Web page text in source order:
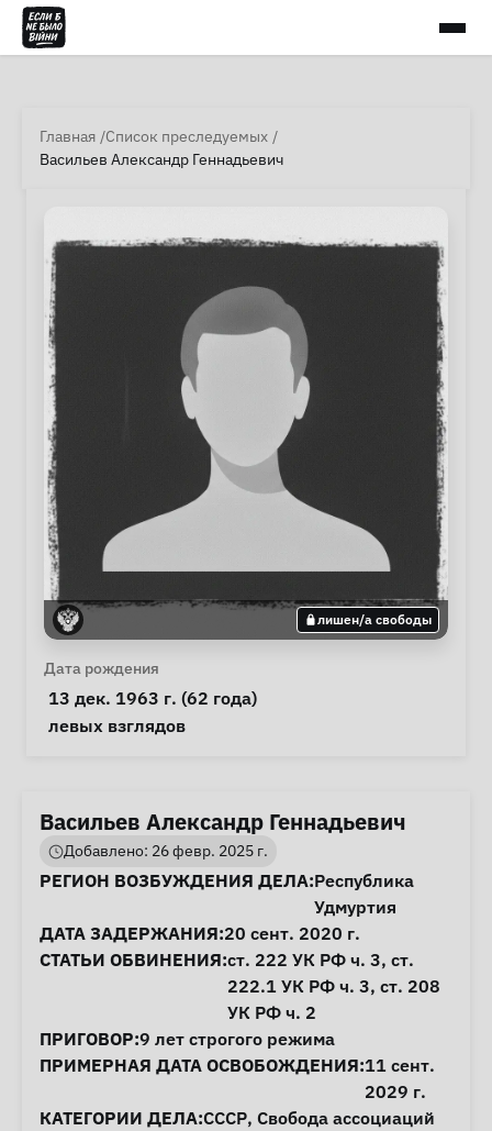
Главная Список преследуемых
Васильев Александр Геннадьевич
лишен/а свободы
Личная информация
Дата рождения
13 дек. 1963 г. (62 года)
Особые обстоятельства
левых взглядов
Васильев Александр Геннадьевич
Добавлено: 26 февр. 2025 г.
Информация о деле
РЕГИОН ВОЗБУЖДЕНИЯ ДЕЛА:Республика
Удмуртия
ДАТА ЗАДЕРЖАНИЯ:20 сент. 2020 г.
СТАТЬИ ОБВИНЕНИЯ:ст. 222 УК РФ ч. 3, ст.
222.1 УК РФ ч. 3, ст. 208
УК РФ ч. 2
ПРИГОВОР:9 лет строгого режима
ПРИМЕРНАЯ ДАТА ОСВОБОЖДЕНИЯ:11 сент.
2029 г.
КАТЕГОРИИ ДЕЛА:СССР, Свобода ассоциаций